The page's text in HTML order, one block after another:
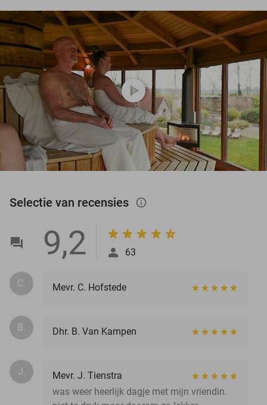
play_circle
Selectie van recensies info_outlined
9,2 63
C. Mevr. C. Hofstede
B. Dhr. B. Van Kampen
J.
Mevr. J. Tienstra
was weer heerlijk dagje met mijn vriendin.